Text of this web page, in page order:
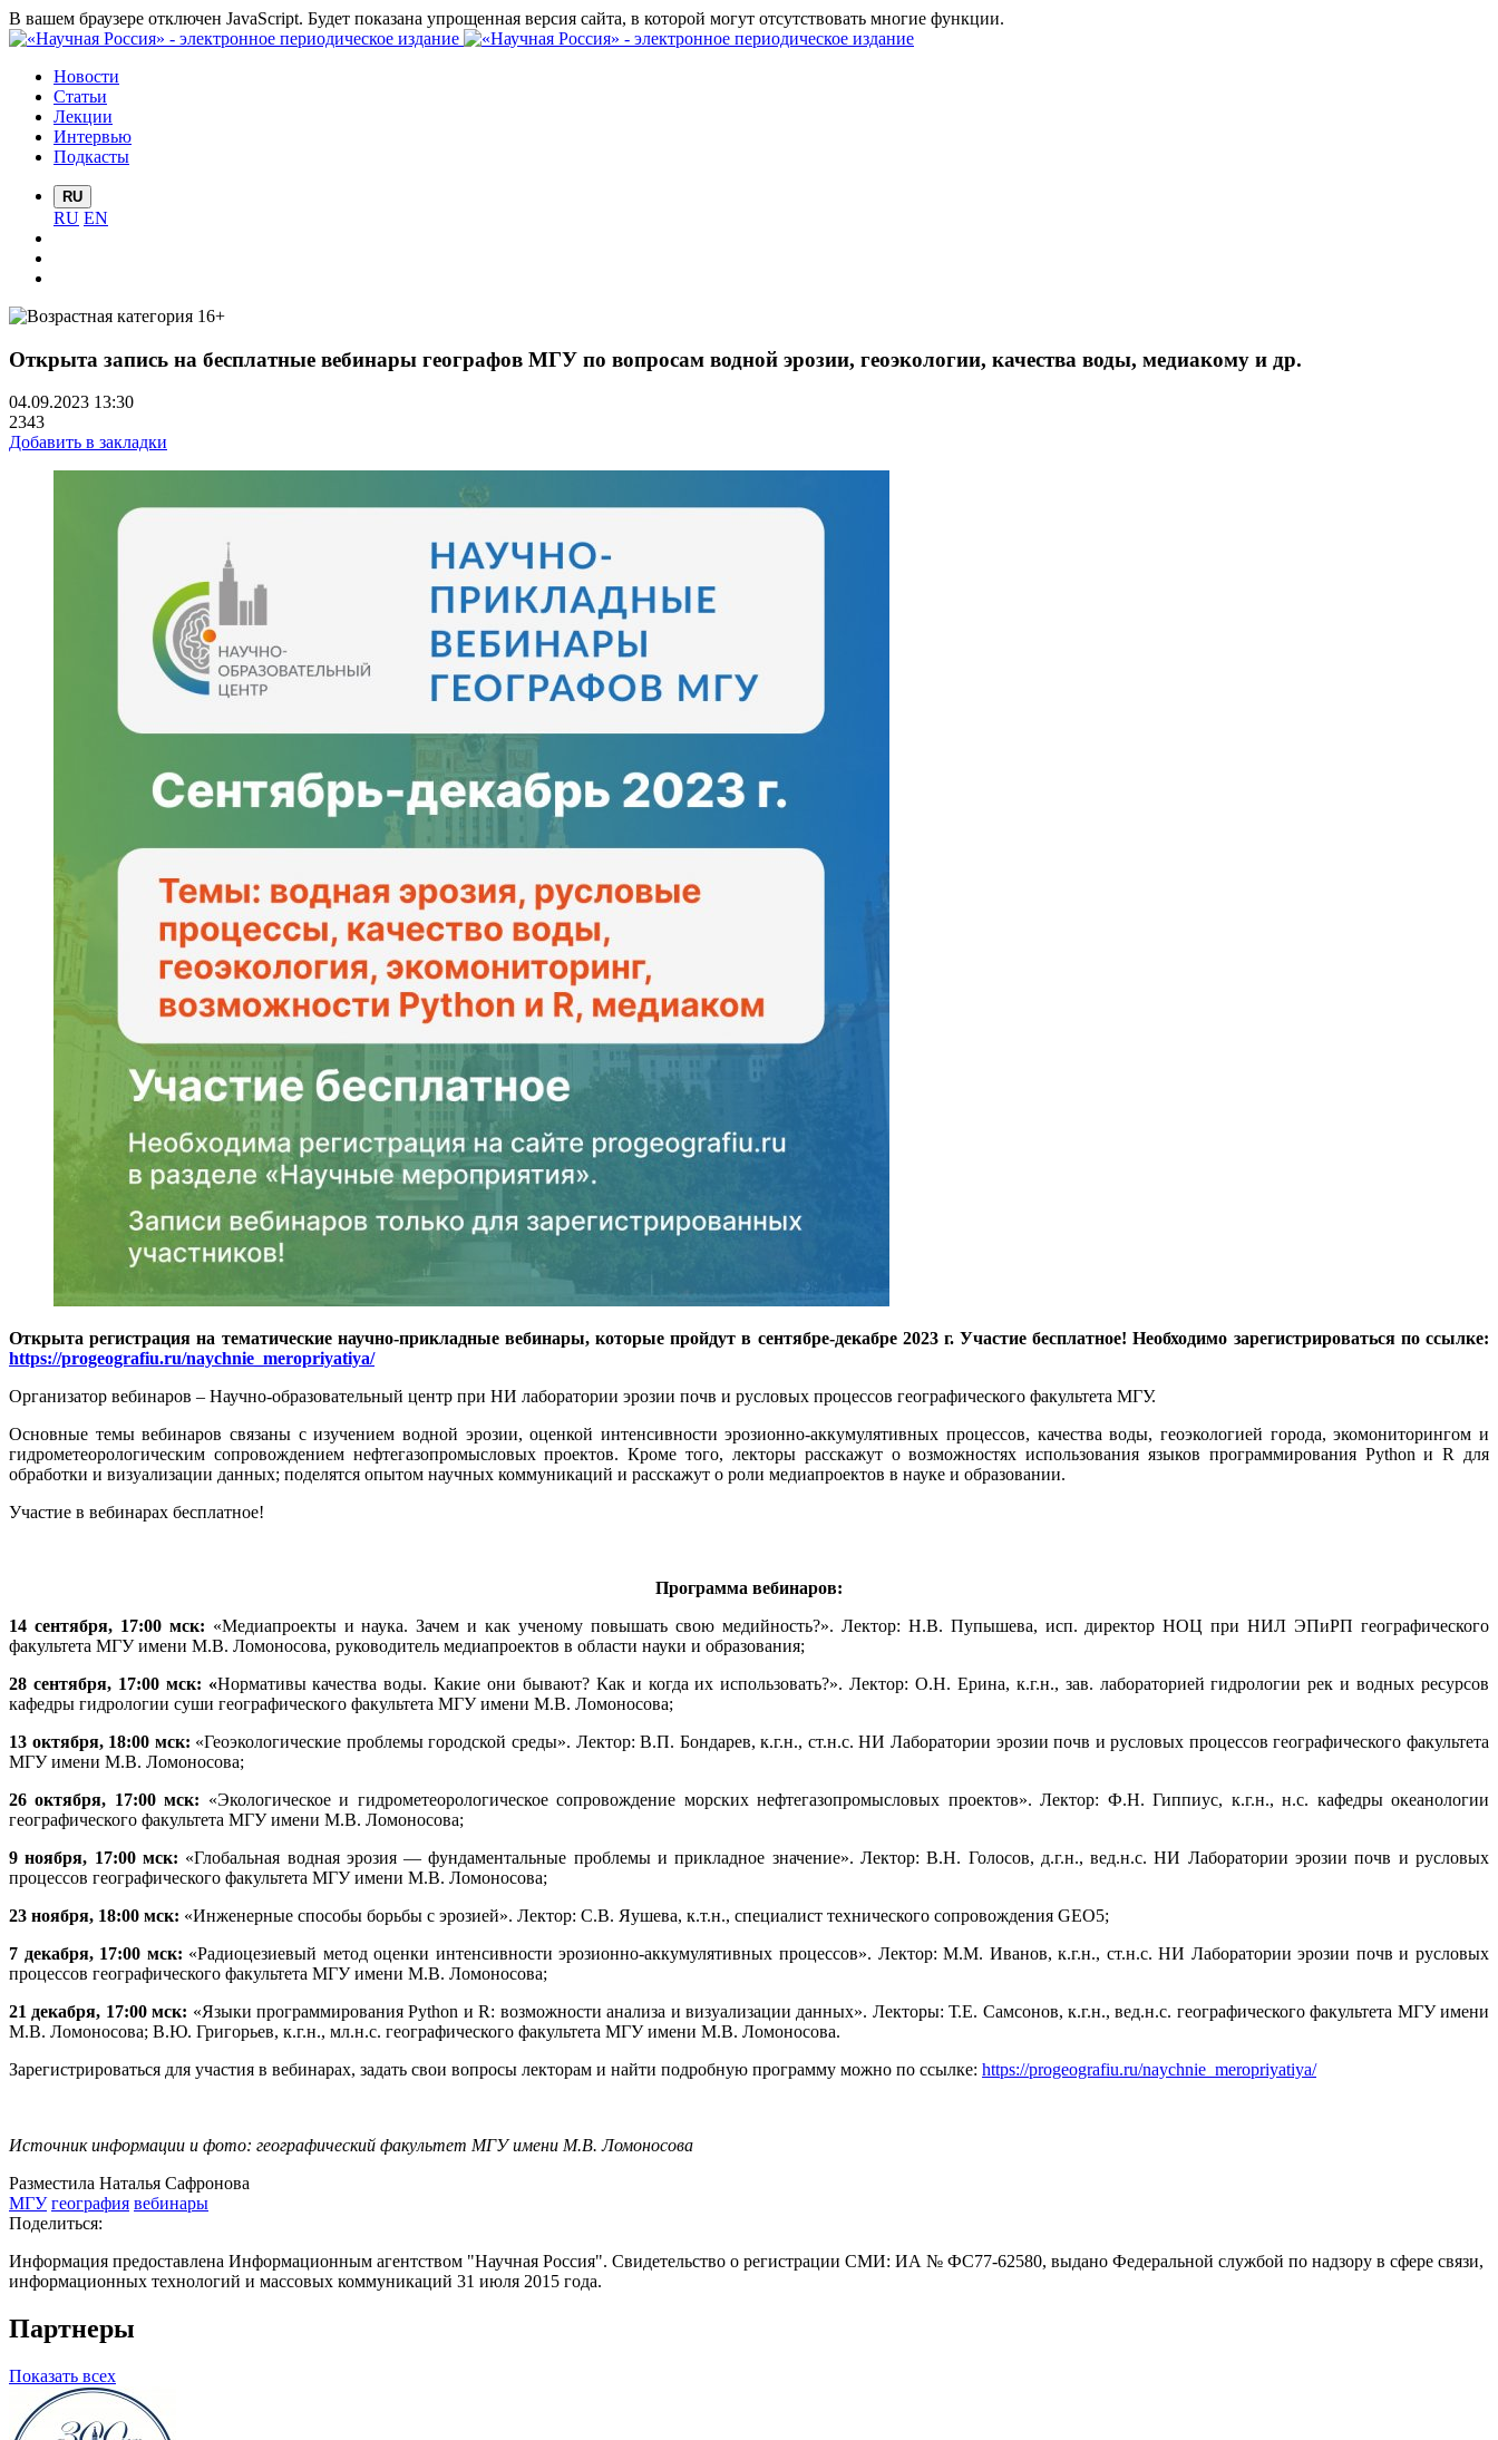
В вашем браузере отключен JavaScript. Будет показана упрощенная версия сайта, в которой могут отсутствовать многие функции.
Новости
Статьи
Лекции
Интервью
Подкасты
RU
RU EN
Открыта запись на бесплатные вебинары географов МГУ по вопросам водной эрозии, геоэкологии, качества воды, медиакому и др.
04.09.2023 13:30
2343
Добавить в закладки
Открыта регистрация на тематические научно-прикладные вебинары, которые пройдут в сентябре-декабре 2023 г. Участие бесплатное! Необходимо зарегистрироваться по ссылке:
https://progeografiu.ru/naychnie_meropriyatiya/
Организатор вебинаров – Научно-образовательный центр при НИ лаборатории эрозии почв и русловых процессов географического факультета МГУ.
Основные темы вебинаров связаны с изучением водной эрозии, оценкой интенсивности эрозионно-аккумулятивных процессов, качества воды, геоэкологией города, экомониторингом и
гидрометеорологическим сопровождением нефтегазопромысловых проектов. Кроме того, лекторы расскажут о возможностях использования языков программирования Python и R для
обработки и визуализации данных; поделятся опытом научных коммуникаций и расскажут о роли медиапроектов в науке и образовании.
Участие в вебинарах бесплатное!
Программа вебинаров:
14 сентября, 17:00 мск: «Медиапроекты и наука. Зачем и как ученому повышать свою медийность?». Лектор: Н.В. Пупышева, исп. директор НОЦ при НИЛ ЭПиРП географического
факультета МГУ имени М.В. Ломоносова, руководитель медиапроектов в области науки и образования;
28 сентября, 17:00 мск: «Нормативы качества воды. Какие они бывают? Как и когда их использовать?». Лектор: О.Н. Ерина, к.г.н., зав. лабораторией гидрологии рек и водных ресурсов
кафедры гидрологии суши географического факультета МГУ имени М.В. Ломоносова;
13 октября, 18:00 мск: «Геоэкологические проблемы городской среды». Лектор: В.П. Бондарев, к.г.н., ст.н.с. НИ Лаборатории эрозии почв и русловых процессов географического факультета
МГУ имени М.В. Ломоносова;
26 октября, 17:00 мск: «Экологическое и гидрометеорологическое сопровождение морских нефтегазопромысловых проектов». Лектор: Ф.Н. Гиппиус, к.г.н., н.с. кафедры океанологии
географического факультета МГУ имени М.В. Ломоносова;
9 ноября, 17:00 мск: «Глобальная водная эрозия — фундаментальные проблемы и прикладное значение». Лектор: В.Н. Голосов, д.г.н., вед.н.с. НИ Лаборатории эрозии почв и русловых
процессов географического факультета МГУ имени М.В. Ломоносова;
23 ноября, 18:00 мск: «Инженерные способы борьбы с эрозией». Лектор: С.В. Яушева, к.т.н., специалист технического сопровождения GEO5;
7 декабря, 17:00 мск: «Радиоцезиевый метод оценки интенсивности эрозионно-аккумулятивных процессов». Лектор: М.М. Иванов, к.г.н., ст.н.с. НИ Лаборатории эрозии почв и русловых
процессов географического факультета МГУ имени М.В. Ломоносова;
21 декабря, 17:00 мск: «Языки программирования Python и R: возможности анализа и визуализации данных». Лекторы: Т.Е. Самсонов, к.г.н., вед.н.с. географического факультета МГУ имени
М.В. Ломоносова; В.Ю. Григорьев, к.г.н., мл.н.с. географического факультета МГУ имени М.В. Ломоносова.
Зарегистрироваться для участия в вебинарах, задать свои вопросы лекторам и найти подробную программу можно по ссылке: https://progeografiu.ru/naychnie_meropriyatiya/
Источник информации и фото: географический факультет МГУ имени М.В. Ломоносова
Разместила Наталья Сафронова
МГУ география вебинары
Поделиться:
Информация предоставлена Информационным агентством "Научная Россия". Свидетельство о регистрации СМИ: ИА № ФС77-62580, выдано Федеральной службой по надзору в сфере связи,
информационных технологий и массовых коммуникаций 31 июля 2015 года.
Партнеры
Показать всех